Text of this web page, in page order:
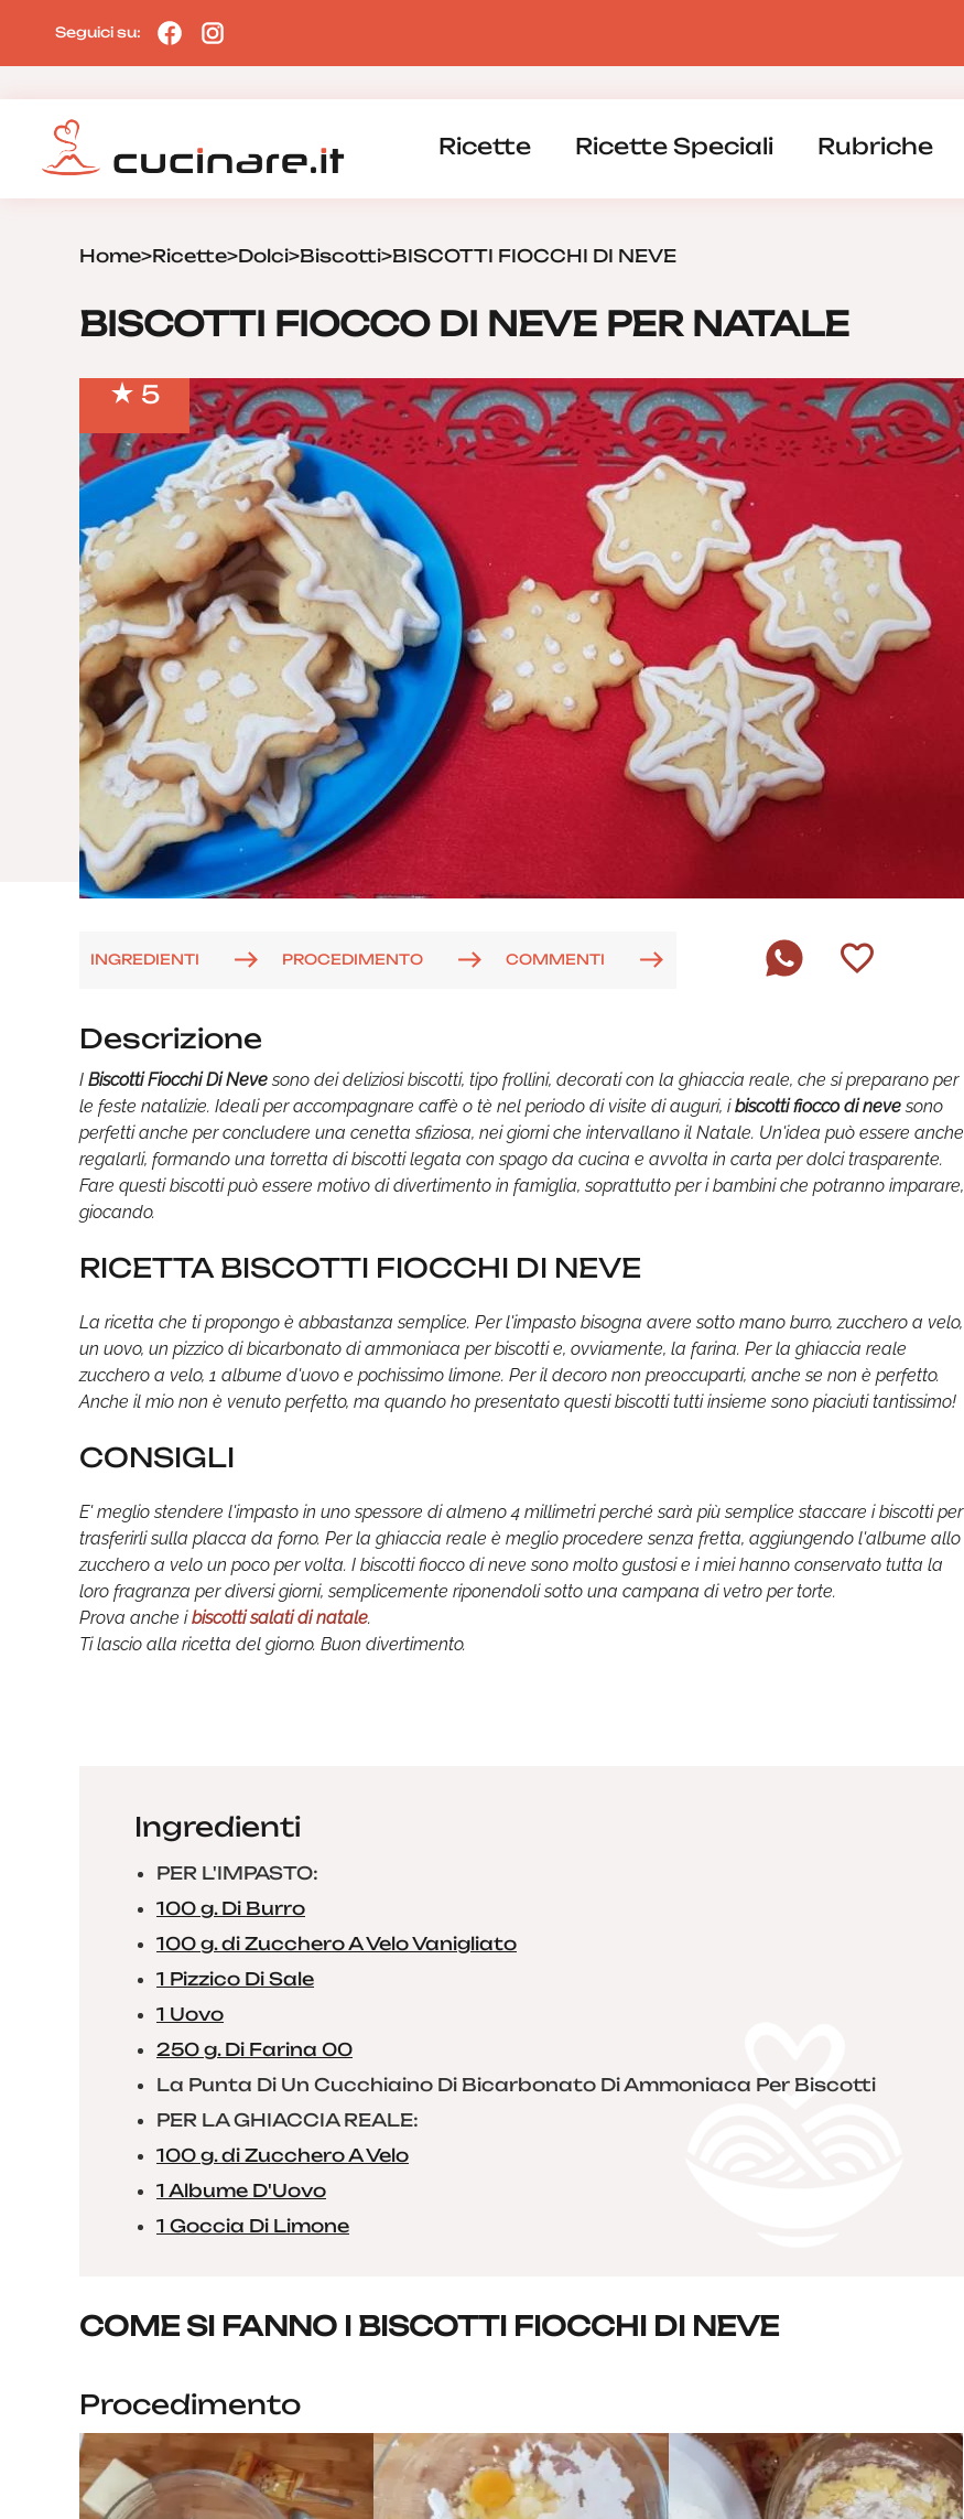
Seguici su:
Ricette Ricette Speciali Rubriche
Home>Ricette>Dolci>Biscotti>BISCOTTI FIOCCHI DI NEVE
BISCOTTI FIOCCO DI NEVE PER NATALE
5
INGREDIENTI PROCEDIMENTO COMMENTI
Descrizione
I Biscotti Fiocchi Di Nevesono dei deliziosi biscotti, tipo frollini, decorati con la ghiaccia reale, che si preparano per
le feste natalizie. Ideali per accompagnare caffè o tè nel periodo di visite di auguri, ibiscotti fiocco di nevesono
perfetti anche per concludere una cenetta sfiziosa, nei giorni che intervallano il Natale. Un'idea può essere anche
regalarli, formando una torretta di biscotti legata con spago da cucina e avvolta in carta per dolci trasparente.
Fare questi biscotti può essere motivo di divertimento in famiglia, soprattutto per i bambini che potranno imparare,
giocando.
RICETTA BISCOTTI FIOCCHI DI NEVE
La ricetta che ti propongo è abbastanza semplice. Per l'impasto bisogna avere sotto mano burro, zucchero a velo,
un uovo, un pizzico di bicarbonato di ammoniaca per biscotti e, ovviamente, la farina. Per la ghiaccia reale
zucchero a velo, 1 albume d'uovo e pochissimo limone. Per il decoro non preoccuparti, anche se non è perfetto.
Anche il mio non è venuto perfetto, ma quando ho presentato questi biscotti tutti insieme sono piaciuti tantissimo!
CONSIGLI
E' meglio stendere l'impasto in uno spessore di almeno 4 millimetri perché sarà più semplice staccare i biscotti per
trasferirli sulla placca da forno. Per la ghiaccia reale è meglio procedere senza fretta, aggiungendo l'albume allo
zucchero a velo un poco per volta. I biscotti fiocco di neve sono molto gustosi e i miei hanno conservato tutta la
loro fragranza per diversi giorni, semplicemente riponendoli sotto una campana di vetro per torte.
Prova anche ibiscotti salati di natale.
Ti lascio alla ricetta del giorno. Buon divertimento.
Ingredienti
PER L'IMPASTO:
100 g. Di Burro
100 g. di Zucchero A Velo Vanigliato
1 Pizzico Di Sale
1 Uovo
250 g. Di Farina 00
La Punta Di Un Cucchiaino Di Bicarbonato Di Ammoniaca Per Biscotti
PER LA GHIACCIA REALE:
100 g. di Zucchero A Velo
1 Albume D'Uovo
1 Goccia Di Limone
COME SI FANNO I BISCOTTI FIOCCHI DI NEVE
Procedimento